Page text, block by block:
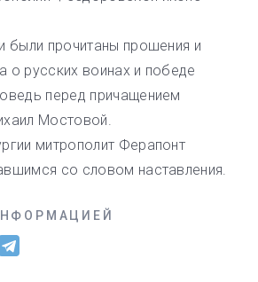
были прочитаны прошения и
о русских воинах и победе
перед причащением
Мостовой.
митрополит Ферапонт
со словом наставления.